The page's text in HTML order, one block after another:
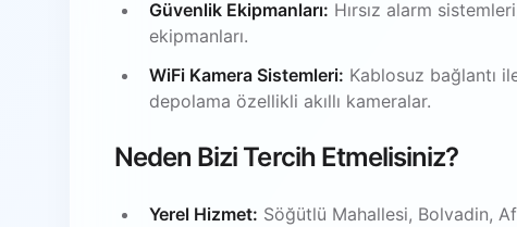
Güvenlik Ekipmanları: Hırsız alarm
ekipmanları.
WiFi Kamera Sistemleri: Kablosuz bağlantı
depolama özellikli akıllı kameralar.
Neden Bizi Tercih Etmelisiniz?
Yerel Hizmet: Söğütlü Mahallesi, Bolvadin,